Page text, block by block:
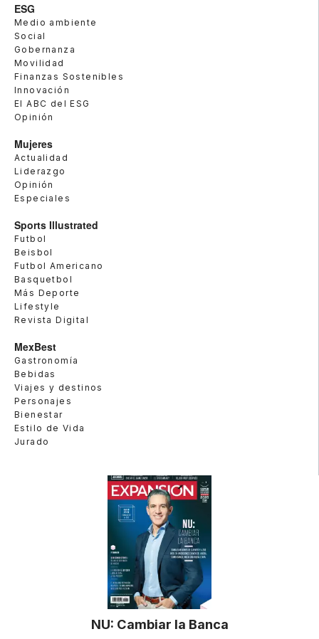
ESG
Medio ambiente
Social
Gobernanza
Movilidad
Finanzas Sostenibles
Innovación
El ABC del ESG
Opinión
Mujeres
Actualidad
Liderazgo
Opinión
Especiales
Sports Illustrated
Futbol
Beisbol
Futbol Americano
Basquetbol
Más Deporte
Lifestyle
Revista Digital
MexBest
Gastronomía
Bebidas
Viajes y destinos
Personajes
Bienestar
Estilo de Vida
Jurado
NU: Cambiar la Banca